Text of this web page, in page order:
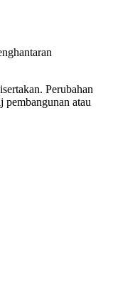
Perubahan
pembangunan atau